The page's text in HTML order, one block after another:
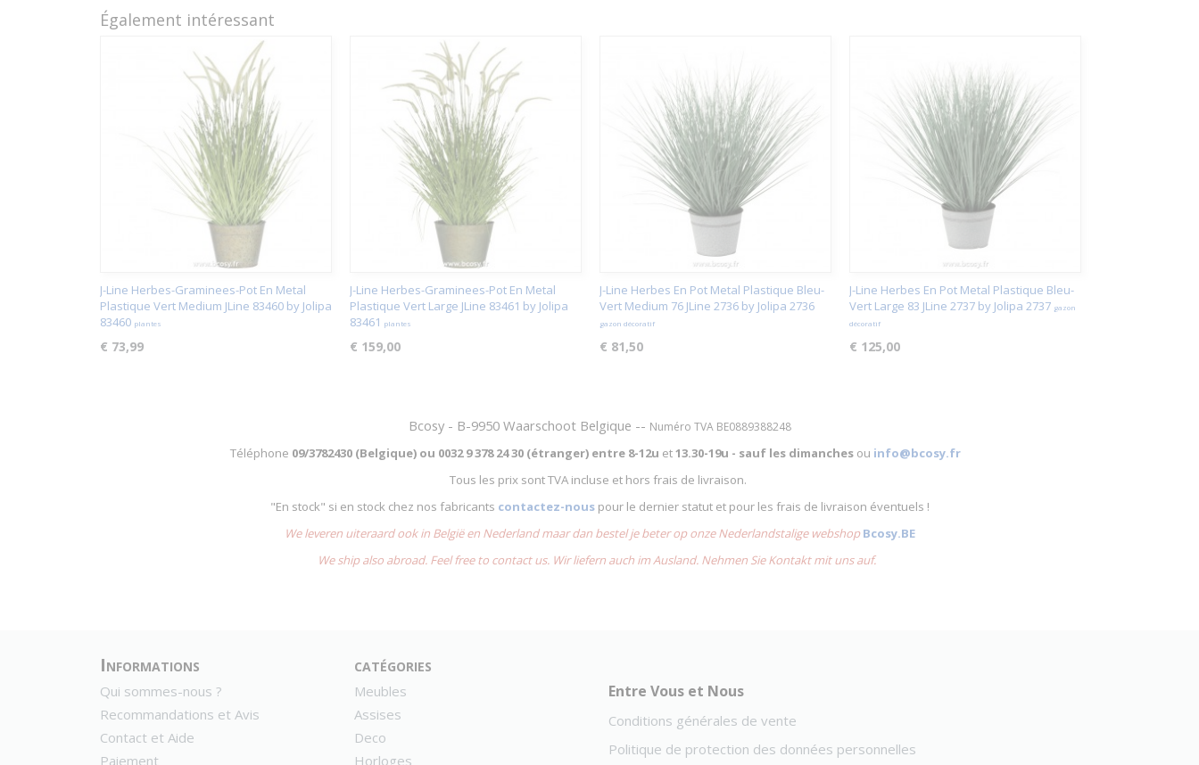
Également intéressant
J-Line Herbes-Graminees-Pot En Metal
Plastique Vert Medium JLine 83460 by Jolipa
83460 plantes
€ 73,99
J-Line Herbes-Graminees-Pot En Metal
Plastique Vert Large JLine 83461 by Jolipa
83461 plantes
€ 159,00
J-Line Herbes En Pot Metal Plastique Bleu-
Vert Medium 76 JLine 2736 by Jolipa 2736
gazon décoratif
€ 81,50
J-Line Herbes En Pot Metal Plastique Bleu-
Vert Large 83 JLine 2737 by Jolipa 2737 gazon
décoratif
€ 125,00
Bcosy - B-9950 Waarschoot Belgique -- Numéro TVA BE0889388248
Téléphone 09/3782430 (Belgique) ou 0032 9 378 24 30 (étranger) entre 8-12u et13.30-19u - sauf les dimanches ou info@bcosy.fr
Tous les prix sont TVA incluse et hors frais de livraison.
"En stock" si en stock chez nos fabricants contactez-nouspour le dernier statut et pour les frais de livraison éventuels !
We leveren uiteraard ook in België en Nederland maar dan bestel je beter op onze Nederlandstalige webshopBcosy.BE
We ship also abroad. Feel free to contact us. Wir liefern auch im Ausland. Nehmen Sie Kontakt mit uns auf.
Informations
Qui sommes-nous ?
Recommandations et Avis
Contact et Aide
Paiement
catégories
Meubles
Assises
Deco
Horloges
Entre Vous et Nous
Conditions générales de vente
Politique de protection des données personnelles